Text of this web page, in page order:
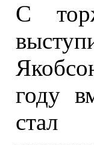
С
году